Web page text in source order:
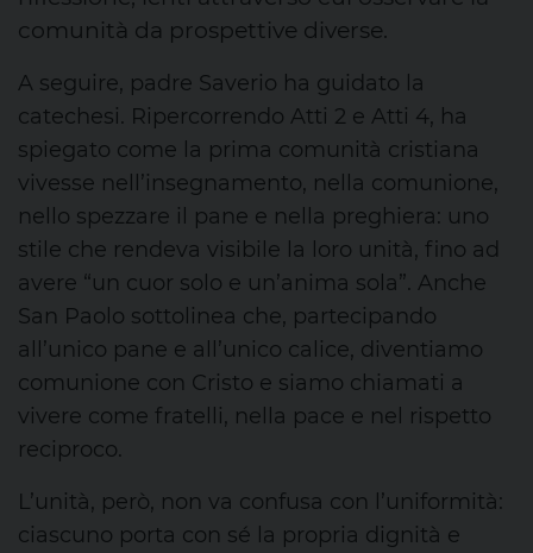
comunità da prospettive diverse.
A seguire, padre Saverio ha guidato la
catechesi. Ripercorrendo Atti 2 e Atti 4, ha
spiegato come la prima comunità cristiana
vivesse nell’insegnamento, nella comunione,
nello spezzare il pane e nella preghiera: uno
stile che rendeva visibile la loro unità, fino ad
avere “un cuor solo e un’anima sola”. Anche
San Paolo sottolinea che, partecipando
all’unico pane e all’unico calice, diventiamo
comunione con Cristo e siamo chiamati a
vivere come fratelli, nella pace e nel rispetto
reciproco.
L’unità, però, non va confusa con l’uniformità:
ciascuno porta con sé la propria dignità e